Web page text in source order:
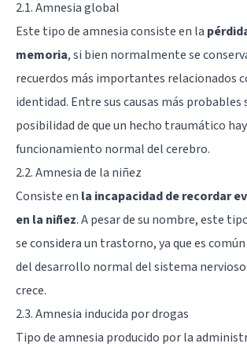
2.1. Amnesia global
Este tipo de amnesia consiste en la
memoria, si bien normalmente se
recuerdos más importantes relacionados
identidad. Entre sus causas más probables
posibilidad de que un hecho traumático
funcionamiento normal del cerebro.
2.2. Amnesia de la niñez
Consiste en la incapacidad de recordar
en la niñez. A pesar de su nombre, este
se considera un trastorno, ya que es
del desarrollo normal del sistema nervioso
crece.
2.3. Amnesia inducida por drogas
Tipo de amnesia producido por la